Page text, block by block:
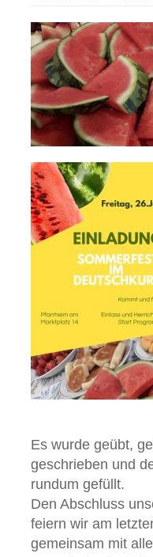
Es wurde geübt,
geschrieben und
rundum gefüllt.
Den Abschluss
feiern wir am
gemeinsam mit